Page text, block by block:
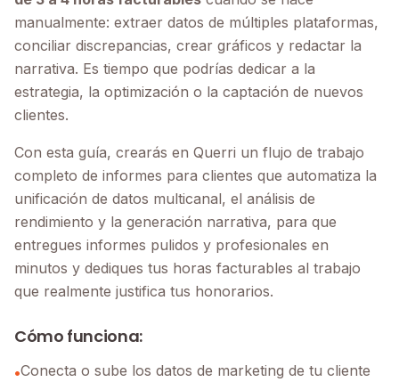
manualmente: extraer datos de múltiples plataformas,
conciliar discrepancias, crear gráficos y redactar la
narrativa. Es tiempo que podrías dedicar a la
estrategia, la optimización o la captación de nuevos
clientes.
Con esta guía, crearás en Querri un flujo de trabajo
completo de informes para clientes que automatiza la
unificación de datos multicanal, el análisis de
rendimiento y la generación narrativa, para que
entregues informes pulidos y profesionales en
minutos y dediques tus horas facturables al trabajo
que realmente justifica tus honorarios.
Cómo funciona:
•Conecta o sube los datos de marketing de tu cliente